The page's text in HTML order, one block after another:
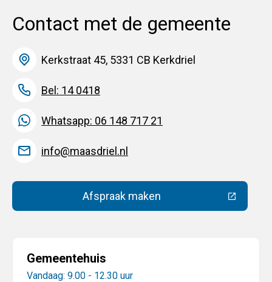
Contact met de gemeente
Kerkstraat 45, 5331 CB Kerkdriel
Bel: 14 0418
Whatsapp: 06 148 717 21
info@maasdriel.nl
Afspraak maken(Deze link gaat naar een
Gemeentehuis
Vandaag: 9.00 - 12.30 uur